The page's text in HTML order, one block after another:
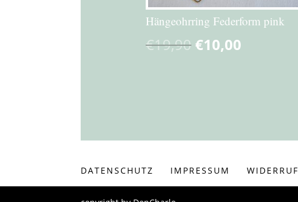
Hängeohrring Federform pink
€19,90 €10,00
DATENSCHUTZ IMPRESSUM WIDERRUF